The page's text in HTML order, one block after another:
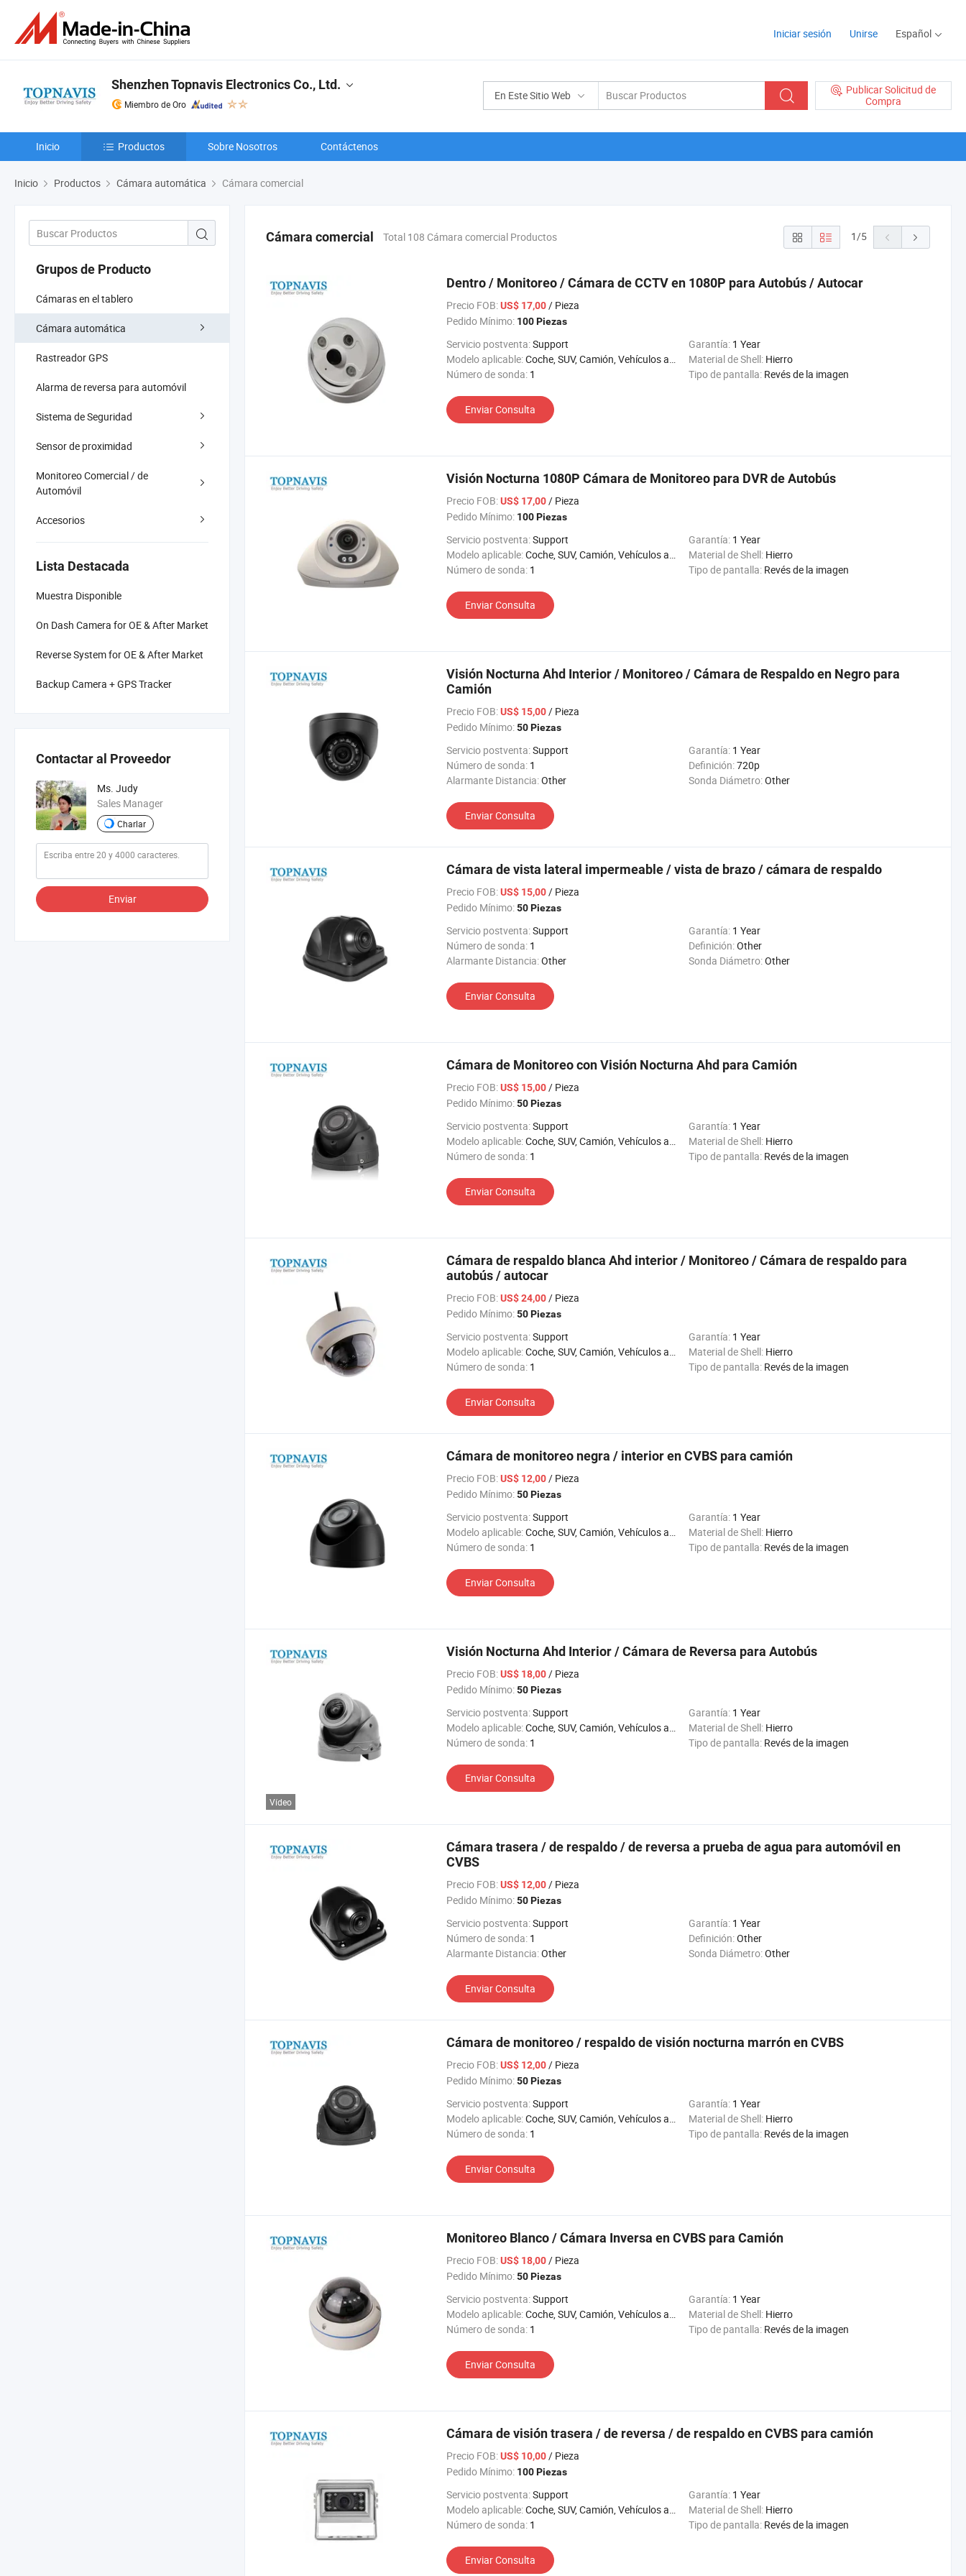
Iniciar sesión Unirse Español
En Este Sitio Web
Publicar Solicitud de
Compra
Shenzhen Topnavis Electronics Co., Ltd.
Miembro de Oro
Inicio Productos Sobre Nosotros Contáctenos
Inicio Productos Cámara automática Cámara comercial
Grupos de Producto
Cámaras en el tablero
Cámara automática
Rastreador GPS
Alarma de reversa para automóvil
Sistema de Seguridad
Sensor de proximidad
Monitoreo Comercial / de
Automóvil
Accesorios
Lista Destacada
Muestra Disponible
On Dash Camera for OE & After Market
Reverse System for OE & After Market
Backup Camera + GPS Tracker
Contactar al Proveedor
Ms. Judy
Sales Manager
Charlar
Enviar
Cámara comercial Total 108 Cámara comercial Productos 1/5
Dentro / Monitoreo / Cámara de CCTV en 1080P para Autobús / Autocar
Precio FOB:US$ 17,00/ Pieza
Pedido Mínimo: 100 Piezas
Servicio postventa:Support Garantía: 1 Year
Modelo aplicable:Coche, SUV, Camión, Vehículos agrícolas, Los vehículos de ingeniería, coche de turismo, RV, Máquina elevadora, Segador, máquina de maíz Material de Shell: Hierro
Número de sonda: 1 Tipo de pantalla: Revés de la imagen
Enviar Consulta
Visión Nocturna 1080P Cámara de Monitoreo para DVR de Autobús
Precio FOB:US$ 17,00/ Pieza
Pedido Mínimo: 100 Piezas
Servicio postventa:Support Garantía: 1 Year
Modelo aplicable:Coche, SUV, Camión, Vehículos agrícolas, Los vehículos de ingeniería, coche de turismo, RV, Máquina elevadora, Segador, máquina de maíz Material de Shell: Hierro
Número de sonda: 1 Tipo de pantalla: Revés de la imagen
Enviar Consulta
Visión Nocturna Ahd Interior / Monitoreo / Cámara de Respaldo en Negro para
Camión
Precio FOB:US$ 15,00/ Pieza
Pedido Mínimo:50 Piezas
Servicio postventa:Support Garantía: 1 Year
Número de sonda: 1 Definición:720p
Alarmante Distancia:Other Sonda Diámetro:Other
Enviar Consulta
Cámara de vista lateral impermeable / vista de brazo / cámara de respaldo
Precio FOB:US$ 15,00/ Pieza
Pedido Mínimo:50 Piezas
Servicio postventa:Support Garantía: 1 Year
Número de sonda: 1 Definición:Other
Alarmante Distancia:Other Sonda Diámetro:Other
Enviar Consulta
Cámara de Monitoreo con Visión Nocturna Ahd para Camión
Precio FOB:US$ 15,00/ Pieza
Pedido Mínimo:50 Piezas
Servicio postventa:Support Garantía: 1 Year
Modelo aplicable:Coche, SUV, Camión, Vehículos agrícolas, Los vehículos de ingeniería, coche de turismo, RV, Máquina elevadora, Segador, máquina de maíz Material de Shell: Hierro
Número de sonda: 1 Tipo de pantalla: Revés de la imagen
Enviar Consulta
Cámara de respaldo blanca Ahd interior / Monitoreo / Cámara de respaldo para
autobús / autocar
Precio FOB:US$ 24,00/ Pieza
Pedido Mínimo:50 Piezas
Servicio postventa:Support Garantía: 1 Year
Modelo aplicable:Coche, SUV, Camión, Vehículos agrícolas, Los vehículos de ingeniería, coche de turismo, RV, Máquina elevadora, Segador, máquina de maíz Material de Shell: Hierro
Número de sonda: 1 Tipo de pantalla: Revés de la imagen
Enviar Consulta
Cámara de monitoreo negra / interior en CVBS para camión
Precio FOB:US$ 12,00/ Pieza
Pedido Mínimo:50 Piezas
Servicio postventa:Support Garantía: 1 Year
Modelo aplicable:Coche, SUV, Camión, Vehículos agrícolas, Los vehículos de ingeniería, coche de turismo, RV, Máquina elevadora, Segador, máquina de maíz Material de Shell: Hierro
Número de sonda: 1 Tipo de pantalla: Revés de la imagen
Enviar Consulta
Vídeo
Visión Nocturna Ahd Interior / Cámara de Reversa para Autobús
Precio FOB:US$ 18,00/ Pieza
Pedido Mínimo:50 Piezas
Servicio postventa:Support Garantía: 1 Year
Modelo aplicable:Coche, SUV, Camión, Vehículos agrícolas, Los vehículos de ingeniería, coche de turismo, RV, Máquina elevadora, Segador, máquina de maíz Material de Shell: Hierro
Número de sonda: 1 Tipo de pantalla: Revés de la imagen
Enviar Consulta
Cámara trasera / de respaldo / de reversa a prueba de agua para automóvil en
CVBS
Precio FOB:US$ 12,00/ Pieza
Pedido Mínimo:50 Piezas
Servicio postventa:Support Garantía: 1 Year
Número de sonda: 1 Definición:Other
Alarmante Distancia:Other Sonda Diámetro:Other
Enviar Consulta
Cámara de monitoreo / respaldo de visión nocturna marrón en CVBS
Precio FOB:US$ 12,00/ Pieza
Pedido Mínimo:50 Piezas
Servicio postventa:Support Garantía: 1 Year
Modelo aplicable:Coche, SUV, Camión, Vehículos agrícolas, Los vehículos de ingeniería, coche de turismo, RV, Máquina elevadora, Segador, máquina de maíz Material de Shell: Hierro
Número de sonda: 1 Tipo de pantalla: Revés de la imagen
Enviar Consulta
Monitoreo Blanco / Cámara Inversa en CVBS para Camión
Precio FOB:US$ 18,00/ Pieza
Pedido Mínimo:50 Piezas
Servicio postventa:Support Garantía: 1 Year
Modelo aplicable:Coche, SUV, Camión, Vehículos agrícolas, Los vehículos de ingeniería, coche de turismo, RV, Máquina elevadora, Segador, máquina de maíz Material de Shell: Hierro
Número de sonda: 1 Tipo de pantalla: Revés de la imagen
Enviar Consulta
Cámara de visión trasera / de reversa / de respaldo en CVBS para camión
Precio FOB:US$ 10,00/ Pieza
Pedido Mínimo: 100 Piezas
Servicio postventa:Support Garantía: 1 Year
Modelo aplicable:Coche, SUV, Camión, Vehículos agrícolas, Los vehículos de ingeniería, coche de turismo, RV, Máquina elevadora, Segador, máquina de maíz Material de Shell: Hierro
Número de sonda: 1 Tipo de pantalla: Revés de la imagen
Enviar Consulta